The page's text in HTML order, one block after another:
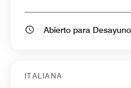
ITALIANA